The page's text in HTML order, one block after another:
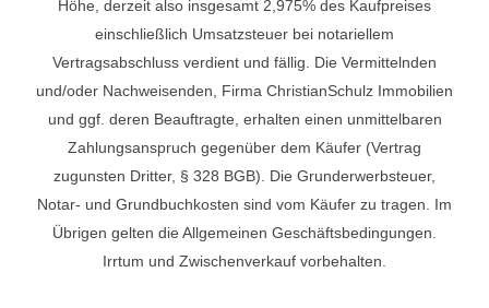
Höhe, derzeit also insgesamt 2,975% des Kaufpreises
einschließlich Umsatzsteuer bei notariellem
Vertragsabschluss verdient und fällig. Die Vermittelnden
und/oder Nachweisenden, Firma ChristianSchulz Immobilien
und ggf. deren Beauftragte, erhalten einen unmittelbaren
Zahlungsanspruch gegenüber dem Käufer (Vertrag
zugunsten Dritter, § 328 BGB). Die Grunderwerbsteuer,
Notar- und Grundbuchkosten sind vom Käufer zu tragen. Im
Übrigen gelten die Allgemeinen Geschäftsbedingungen.
Irrtum und Zwischenverkauf vorbehalten.